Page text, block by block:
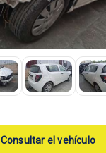
Consultar el vehículo